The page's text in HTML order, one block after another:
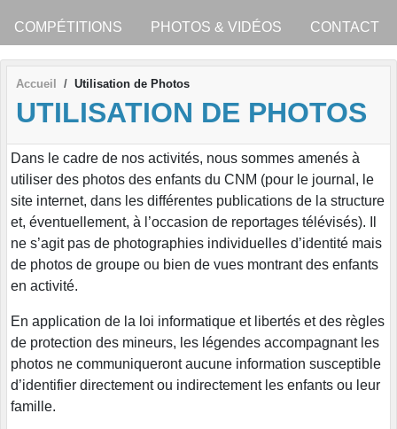
COMPÉTITIONS PHOTOS & VIDÉOS CONTACT
Accueil Utilisation de Photos
UTILISATION DE PHOTOS
Dans le cadre de nos activités, nous sommes amenés à
utiliser des photos des enfants du CNM (pour le journal, le
site internet, dans les différentes publications de la structure
et, éventuellement, à l’occasion de reportages télévisés). Il
ne s’agit pas de photographies individuelles d’identité mais
de photos de groupe ou bien de vues montrant des enfants
en activité.
En application de la loi informatique et libertés et des règles
de protection des mineurs, les légendes accompagnant les
photos ne communiqueront aucune information susceptible
d’identifier directement ou indirectement les enfants ou leur
famille.